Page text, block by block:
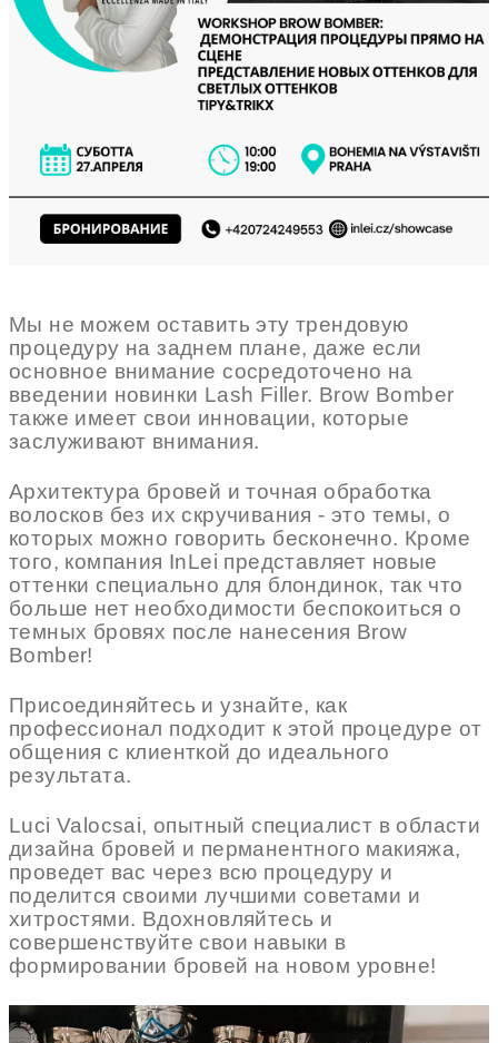
Мы не можем оставить эту трендовую
процедуру на заднем плане, даже если
основное внимание сосредоточено на
введении новинки Lash Filler. Brow Bomber
также имеет свои инновации, которые
заслуживают внимания.
Архитектура бровей и точная обработка
волосков без их скручивания - это темы, о
которых можно говорить бесконечно. Кроме
того, компания InLei представляет новые
оттенки специально для блондинок, так что
больше нет необходимости беспокоиться о
темных бровях после нанесения Brow
Bomber!
Присоединяйтесь и узнайте, как
профессионал подходит к этой процедуре от
общения с клиенткой до идеального
результата.
Luci Valocsai, опытный специалист в области
дизайна бровей и перманентного макияжа,
проведет вас через всю процедуру и
поделится своими лучшими советами и
хитростями. Вдохновляйтесь и
совершенствуйте свои навыки в
формировании бровей на новом уровне!